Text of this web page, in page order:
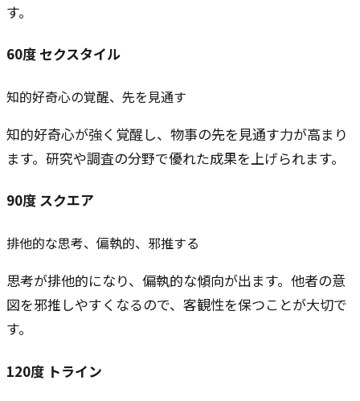
す。
60度 セクスタイル
知的好奇心の覚醒、先を見通す
知的好奇心が強く覚醒し、物事の先を見通す力が高まり
ます。研究や調査の分野で優れた成果を上げられます。
90度 スクエア
排他的な思考、偏執的、邪推する
思考が排他的になり、偏執的な傾向が出ます。他者の意
図を邪推しやすくなるので、客観性を保つことが大切で
す。
120度 トライン